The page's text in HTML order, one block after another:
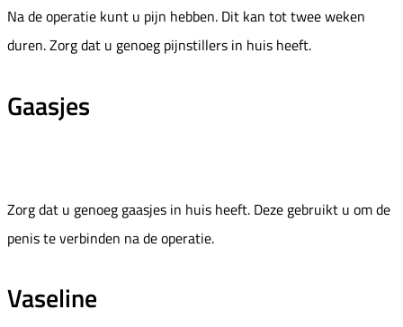
Na de operatie kunt u pijn hebben. Dit kan tot twee weken
duren. Zorg dat u genoeg pijnstillers in huis heeft.
Gaasjes
Zorg dat u genoeg gaasjes in huis heeft. Deze gebruikt u om de
penis te verbinden na de operatie.
Vaseline